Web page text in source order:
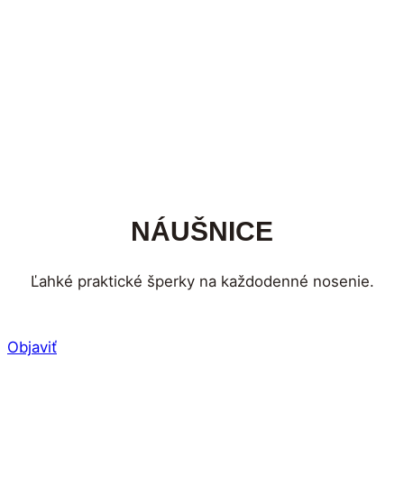
NÁUŠNICE
Ľahké praktické šperky na každodenné nosenie.
Objaviť